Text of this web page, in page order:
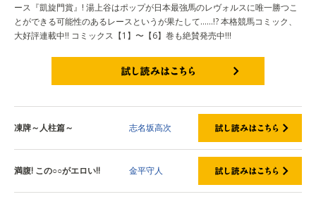
ース『凱旋門賞』! 湯上谷はポップが日本最強馬のレヴォルスに唯一勝つこ
とができる可能性のあるレースというが果たして……!? 本格競馬コミック、
大好評連載中!! コミックス【1】〜【6】巻も絶賛発売中!!!
凍牌～人柱篇～ 志名坂高次
満腹! この○○がエロい!! 金平守人